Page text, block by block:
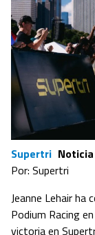
Supertri Noticia
Por: Supertri
Jeanne Lehair ha
Podium Racing
victoria en